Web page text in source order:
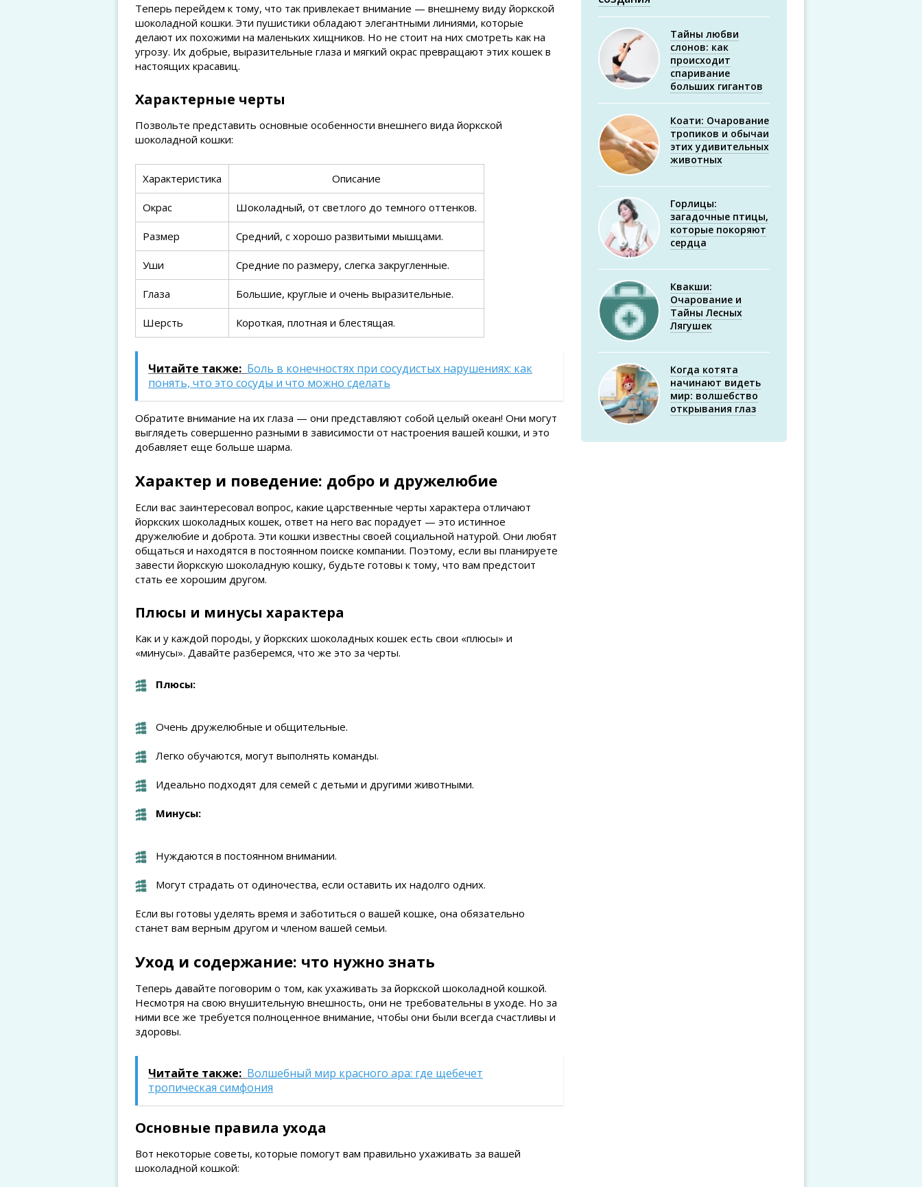
Теперь перейдем к тому, что так привлекает внимание — внешнему виду йоркской
шоколадной кошки. Эти пушистики обладают элегантными линиями, которые
делают их похожими на маленьких хищников. Но не стоит на них смотреть как на
угрозу. Их добрые, выразительные глаза и мягкий окрас превращают этих кошек в
настоящих красавиц.
Характерные черты
Позвольте представить основные особенности внешнего вида йоркской
шоколадной кошки:
Характеристика Описание
Окрас Шоколадный, от светлого до темного оттенков.
Размер Средний, с хорошо развитыми мышцами.
Уши Средние по размеру, слегка закругленные.
Глаза Большие, круглые и очень выразительные.
Шерсть Короткая, плотная и блестящая.
Читайте также: Боль в конечностях при сосудистых нарушениях: как
понять, что это сосуды и что можно сделать
Обратите внимание на их глаза — они представляют собой целый океан! Они могут
выглядеть совершенно разными в зависимости от настроения вашей кошки, и это
добавляет еще больше шарма.
Характер и поведение: добро и дружелюбие
Если вас заинтересовал вопрос, какие царственные черты характера отличают
йоркских шоколадных кошек, ответ на него вас порадует — это истинное
дружелюбие и доброта. Эти кошки известны своей социальной натурой. Они любят
общаться и находятся в постоянном поиске компании. Поэтому, если вы планируете
завести йоркскую шоколадную кошку, будьте готовы к тому, что вам предстоит
стать ее хорошим другом.
Плюсы и минусы характера
Как и у каждой породы, у йоркских шоколадных кошек есть свои «плюсы» и
«минусы». Давайте разберемся, что же это за черты.
Плюсы:
Очень дружелюбные и общительные.
Легко обучаются, могут выполнять команды.
Идеально подходят для семей с детьми и другими животными.
Минусы:
Нуждаются в постоянном внимании.
Могут страдать от одиночества, если оставить их надолго одних.
Если вы готовы уделять время и заботиться о вашей кошке, она обязательно
станет вам верным другом и членом вашей семьи.
Уход и содержание: что нужно знать
Теперь давайте поговорим о том, как ухаживать за йоркской шоколадной кошкой.
Несмотря на свою внушительную внешность, они не требовательны в уходе. Но за
ними все же требуется полноценное внимание, чтобы они были всегда счастливы и
здоровы.
Читайте также: Волшебный мир красного ара: где щебечет
тропическая симфония
Основные правила ухода
Вот некоторые советы, которые помогут вам правильно ухаживать за вашей
шоколадной кошкой:
Тайны любви
слонов: как
происходит
спаривание
больших гигантов
Коати: Очарование
тропиков и обычаи
этих удивительных
животных
Горлицы:
загадочные птицы,
которые покоряют
сердца
Квакши:
Очарование и
Тайны Лесных
Лягушек
Когда котята
начинают видеть
мир: волшебство
открывания глаз